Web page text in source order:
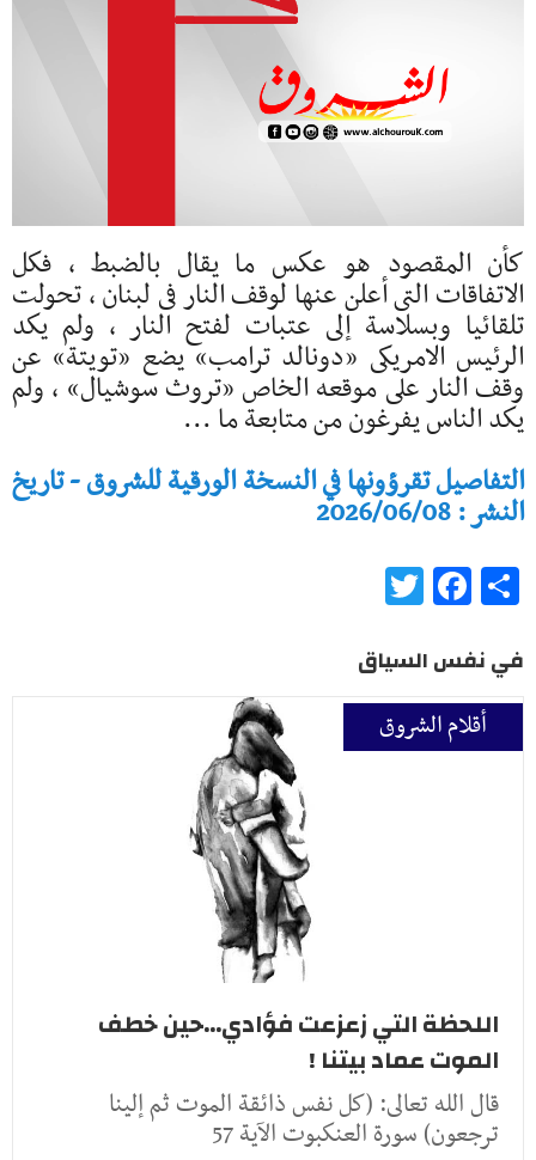
كأن المقصود هو عكس ما يقال بالضبط ، فكل
الاتفاقات التى أعلن عنها لوقف النار فى لبنان ، تحولت
تلقائيا وبسلاسة إلى عتبات لفتح النار ، ولم يكد
الرئيس الامريكى «دونالد ترامب» يضع «تويتة» عن
وقف النار على موقعه الخاص «تروث سوشيال» ، ولم
يكد الناس يفرغون من متابعة ما ...
التفاصيل تقرؤونها في النسخة الورقية للشروق - تاريخ
النشر : 2026/06/08
Share
Facebook
في نفس السياق
أقلام الشروق
اللحظة التي زعزعت فؤادي...حين خطف
الموت عماد بيتنا !
قال الله تعالى: (كل نفس ذائقة الموت ثم إلينا
ترجعون) سورة العنكبوت الآية 57